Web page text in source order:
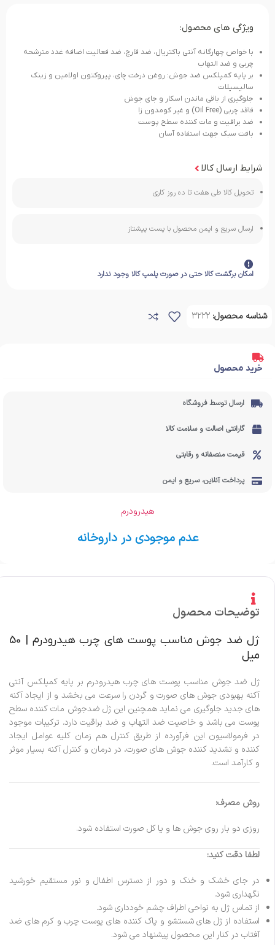
ویژگی های محصول:
با خواص چهارگانه آنتی باکتریال، ضد قارچ، ضد فعالیت اضافه غدد مترشحه
چربی و ضد التهاب
بر پایه کمپلکس ضد جوش: روغن درخت چای، پیروکتون اولامین و زینک
سالیسیلات
جلوگیری از باقی ماندن اسکار و جای جوش
فاقد چربی (Oil Free) و غیر کومدون زا
ضد براقیت و مات کننده سطح پوست
بافت سبک جهت استفاده آسان
شرایط ارسال کالا
تحویل کالا طی هفت تا ده روز کاری
ارسال سریع و ایمن محصول با پست پیشتاز
امکان برگشت کالا حتی در صورت پلمپ کالا وجود ندارد
شناسه محصول: 3222
خرید محصول
ارسال توسط فروشگاه
گارانتی اصالت و سلامت کالا
قیمت منصفانه و رقابتی
پرداخت آنلاین، سریع و ایمن
هیدرودرم
عدم موجودی در داروخانه
توضیحات محصول
ژل ضد جوش مناسب پوست های چرب هیدرودرم | 50
میل
ژل ضد جوش مناسب پوست های چرب هیدرودرم بر پایه کمپلکس آنتی
آکنه بهبودی جوش های صورت و گردن را سرعت می بخشد و از ایجاد آکنه
های جدید جلوگیری می نماید همچنین این ژل ضدجوش مات کننده سطح
پوست می باشد و خاصیت ضد التهاب و ضد براقیت دارد. ترکیبات موجود
در فرمولاسیون این فرآورده از طریق کنترل هم زمان کلیه عوامل ایجاد
کننده و تشدید کننده جوش های صورت، در درمان و کنترل آکنه بسیار موثر
و کارآمد است.
روش مصرف:
روزی دو بار روی جوش ها و یا کل صورت استفاده شود.
لطفا دقت کنید:
در جای خشک و خنک و دور از دسترس اطفال و نور مستقیم خورشید
نگهداری شود.
از تماس ژل به نواحی اطراف چشم خودداری شود.
استفاده از ژل های شستشو و پاک کننده های پوست چرب و کرم های ضد
آفتاب در کنار این محصول پیشنهاد می شود.